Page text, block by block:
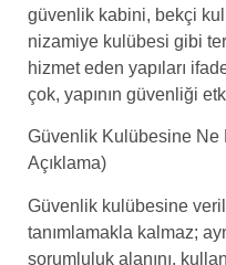
güvenlik kabini, bekçi
nizamiye kulübesi gibi
hizmet eden yapıları
çok, yapının güvenliği
Güvenlik Kulübesine Ne
Açıklama)
Güvenlik kulübesine
tanımlamakla kalmaz;
sorumluluk alanını,